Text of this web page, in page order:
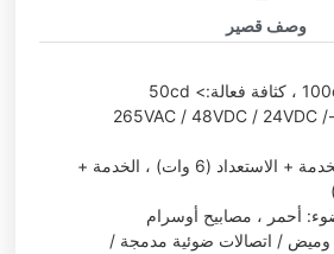
وصف قصير
الجهد المتاح: 85-265VAC / 48VDC / 24VDC /
وضع التشغيل: الخدمة + الاستعداد (6 وات) ، الخدمة +
أحمر ، مصابيح أوسرام
وميض / اتصالات ضوئية مدمجة /